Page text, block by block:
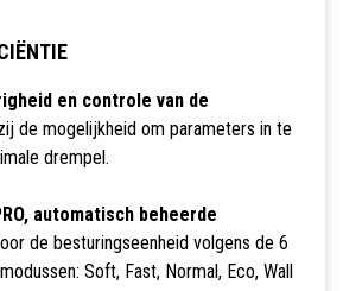
en controle van de
de mogelijkheid om parameters in te
drempel.
automatisch beheerde
de besturingseenheid volgens de 6
Soft, Fast, Normal, Eco, Wall